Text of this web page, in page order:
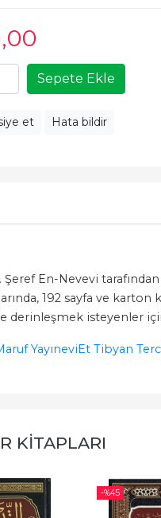
,00
Sepete Ekle
et Hata bildir
En-Nevevi
192 sayfa ve
derinleşmek isteyenler
YayıneviEt Tibyan
KITAPLARI
-%45